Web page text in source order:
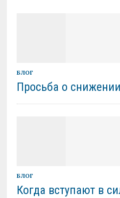
БЛОГ
Просьба о
БЛОГ
Когда вступают в